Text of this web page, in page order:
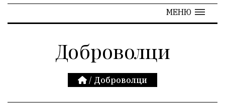
МЕНЮ
Доброволци
/ Доброволци